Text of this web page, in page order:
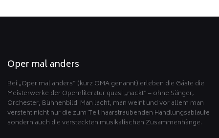
Oper mal anders
Bei „Oper mal anders“ (kurz OMA genannt) erleben die Gäste die
Meisterwerke der Opernliteratur quasi „nackt“ – ohne Sänger,
Orchester, Bühnenbild. Man lacht, man weint und vor allem man
versteht nicht nur die zum Teil haarsträubenden Handlungsabläufe
sondern auch die versteckten musikalischen Zusammenhänge.